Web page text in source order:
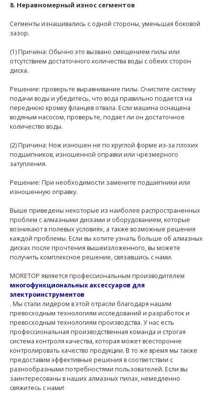
8. Неравномерный износ сегментов
Сегменты изнашивались с одной стороны, уменьшая боковой
зазор.
(1) Причина: Обычно это вызвано смещением пилы или
отсутствием достаточного количества воды с обеих сторон
диска.
Решение: проверьте выравнивание пилы. Очистите систему
подачи воды и убедитесь, что вода правильно подается на
переднюю кромку фланцев отвала. Если машина оснащена
водяным насосом, проверьте, подает ли он достаточное
количество воды.
(2) Причина: Нож изношен не по круглой форме из-за плохих
подшипников, изношенной оправки или чрезмерного
затупления.
Решение: При необходимости замените подшипники или
изношенную оправку.
Выше приведены некоторые из наиболее распространенных
проблем с алмазными дисками и оборудованием, которые
возникают в полевых условиях, а также возможные решения
каждой проблемы. Если вы хотите узнать больше об алмазных
дисках после прочтения вышеизложенного, вы можете
получить комплексное решение, связавшись с нами.
MORETOP является профессиональным производителем
многофункциональных аксессуаров для
электроинструментов
. Мы стали лидером в этой отрасли благодаря нашим
превосходным технологиям исследований и разработок и
превосходным технологиям производства. У нас есть
профессиональная производственная команда и строгая
система контроля качества, которая может всесторонне
контролировать качество продукции. В то же время мы также
предоставим эффективные решения в соответствии с
разнообразными потребностями пользователей. Если вы
заинтересованы в наших алмазных пилах, немедленно
свяжитесь с нами!